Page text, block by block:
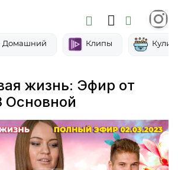
Домашний Клипы
жизнь: Эфир от
Основной